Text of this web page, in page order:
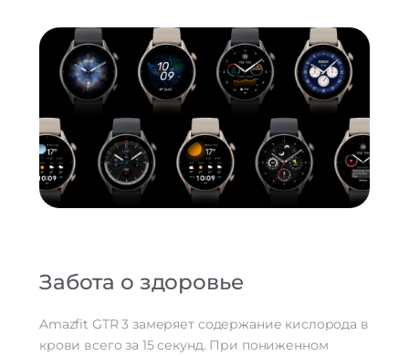
Забота о здоровье
Amazfit GTR 3 замеряет содержание кислорода в
крови всего за 15 секунд. При пониженном